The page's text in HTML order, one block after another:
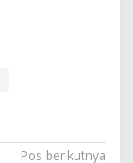
Pos berikutnya